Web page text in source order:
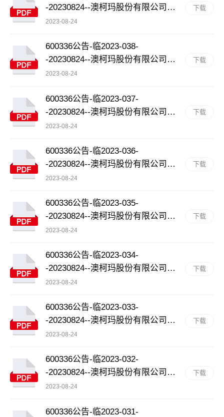
-20230824--澳柯玛股份有限公司关
于召开2023年第一次临时股东大会
2023-08-24
下载
600336公告-临2023-038-
-20230824--澳柯玛股份有限公司关
于部分募投项目终止并将剩余募集
2023-08-24
下载
600336公告-临2023-037-
-20230824--澳柯玛股份有限公司关
于部分募投项目结项并将节余募集
2023-08-24
下载
600336公告-临2023-036-
-20230824--澳柯玛股份有限公司关
于公司 2023 年半年度利润分配方
2023-08-24
下载
600336公告-临2023-035-
-20230824--澳柯玛股份有限公司关
于计提资产减值准备的公告
2023-08-24
下载
600336公告-临2023-034-
-20230824--澳柯玛股份有限公司
2023年半年度募集资金存放与实际
2023-08-24
下载
600336公告-临2023-033-
-20230824--澳柯玛股份有限公司九
届二次监事会决议公告
2023-08-24
下载
600336公告-临2023-032-
-20230824--澳柯玛股份有限公司九
届二次董事会决议公告
2023-08-24
下载
600336公告-临2023-031-